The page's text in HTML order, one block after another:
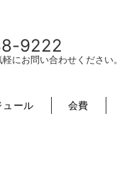
9222
にお問い合わせください。
ュール 会費